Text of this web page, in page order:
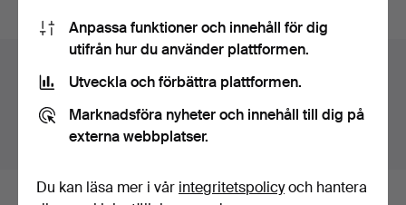
Du söker i vårt arkiv över avslutade auktioner.
Visa pågående auktioner istället.
Anpassa funktioner och innehåll för dig
utifrån hur du använder plattformen.
Utveckla och förbättra plattformen.
Marknadsföra nyheter och innehåll till dig på
externa webbplatser.
Du kan läsa mer i vår integritetspolicyoch hantera